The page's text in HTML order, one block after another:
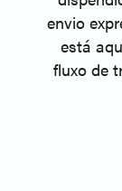
envio
está
fluxo de